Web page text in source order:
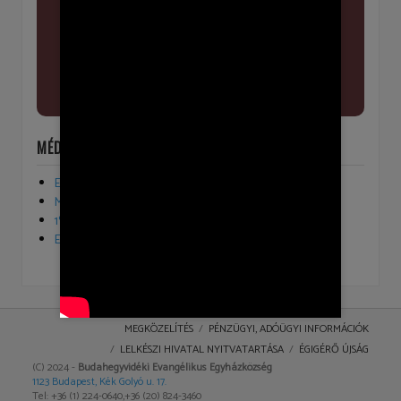
MÉDIA
Egyházfenntartói járulék
Melletted vagyunk
1% - lélekkel, ismerettel
Evangélikusok vagyunk
MEGKÖZELÍTÉS
PÉNZÜGYI, ADÓÜGYI INFORMÁCIÓK
LELKÉSZI HIVATAL NYITVATARTÁSA
ÉGIGÉRŐ ÚJSÁG
(C) 2024 - Budahegyvidéki Evangélikus Egyházközség
1123 Budapest, Kék Golyó u. 17.
Tel: +36 (1) 224-0640,+36 (20) 824-3460